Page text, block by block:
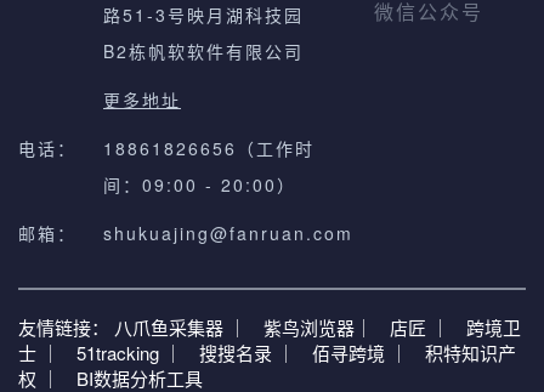
路51-3号映月湖科技园
B2栋帆软软件有限公司
更多地址
电话：
18861826656（工作时
间：09:00 - 20:00）
邮箱：
shukuajing@fanruan.com
微信公众号
友情链接： 八爪鱼采集器 ｜ 紫鸟浏览器｜ 店匠 ｜
跨境卫
士 ｜
51tracking ｜ 搜搜名录 ｜ 佰寻跨境 ｜
积特知识产
权 ｜
BI数据分析工具